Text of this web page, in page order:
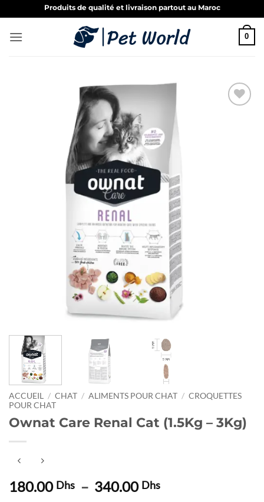
au
contenu
Produits de qualité et livraison partout au Maroc
0
ACCUEIL / CHAT / ALIMENTS POUR CHAT / CROQUETTES
POUR CHAT
Ownat Care Renal Cat (1.5Kg – 3Kg)
180.00 Dhs – 340.00 DhsPlage